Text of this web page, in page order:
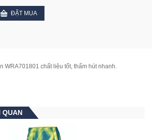
ĐẶT MUA
WRA701801 chất liệu tốt, thấm hút nhanh.
QUAN